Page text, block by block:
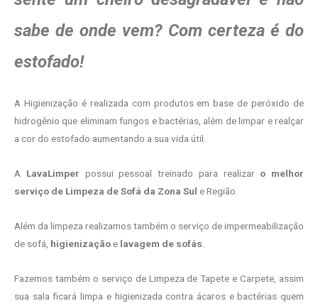
sabe de onde vem? Com certeza é do
estofado!
A Higienização é realizada com produtos em base de peróxido de
hidrogênio que eliminam fungos e bactérias, além de limpar e realçar
a cor do estofado aumentando a sua vida útil.
A LavaLimper possui pessoal treinado para realizar o melhor
serviço de Limpeza de Sofá da Zona Sul e Região.
Além da limpeza realizamos também o serviço de impermeabilização
de sofá, higienizaçãoe lavagem de sofás
Fazemos também o serviço de Limpeza de Tapete e Carpete, assim
sua sala ficará limpa e higienizada contra ácaros e bactérias quem